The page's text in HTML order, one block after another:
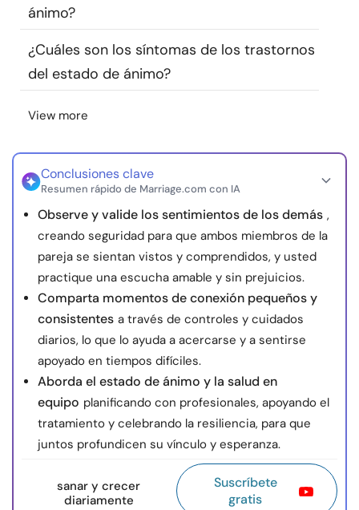
Idioma
Sobre nosotros Contáctanos Escríbenos
Publicidad con
nosotros
ánimo?
¿Cuáles son los síntomas de los trastornos
del estado de ánimo?
View more
Conclusiones clave
Resumen rápido de Marriage.com con IA
Observe y valide los sentimientos de los demás ,
creando seguridad para que ambos miembros de la
pareja se sientan vistos y comprendidos, y usted
practique una escucha amable y sin prejuicios.
Comparta momentos de conexión pequeños y
consistentes a través de controles y cuidados
diarios, lo que lo ayuda a acercarse y a sentirse
apoyado en tiempos difíciles.
Aborda el estado de ánimo y la salud en
equipo planificando con profesionales, apoyando el
tratamiento y celebrando la resiliencia, para que
juntos profundicen su vínculo y esperanza.
sanar y crecer
diariamente
Suscríbete
gratis